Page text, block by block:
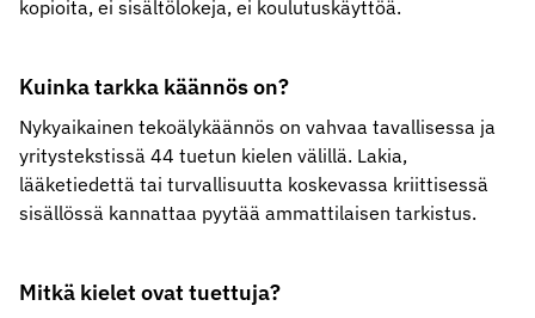
kopioita, ei sisältölokeja, ei koulutuskäyttöä.
Kuinka tarkka käännös on?
Nykyaikainen tekoälykäännös on vahvaa tavallisessa ja
yritystekstissä 44 tuetun kielen välillä. Lakia,
lääketiedettä tai turvallisuutta koskevassa kriittisessä
sisällössä kannattaa pyytää ammattilaisen tarkistus.
Mitkä kielet ovat tuettuja?